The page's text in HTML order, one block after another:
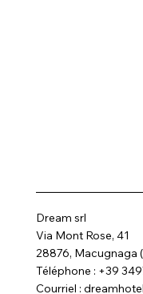
Dream srl
Via Mont Rose, 41
28876, Macugnaga
Téléphone : +39
Courriel :